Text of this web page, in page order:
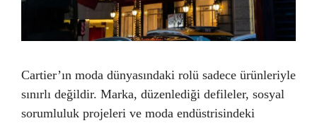
Cartier’ın moda dünyasındaki rolü sadece ürünleriyle
sınırlı değildir. Marka, düzenlediği defileler, sosyal
sorumluluk projeleri ve moda endüstrisindeki